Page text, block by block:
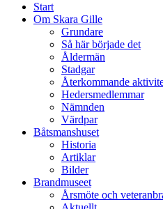
Start
Om Skara Gille
Grundare
Så här började det
Åldermän
Stadgar
Återkommande
Hedersmedlemmar
Nämnden
Värdpar
Båtsmanshuset
Historia
Artiklar
Bilder
Brandmuseet
Årsmöte och